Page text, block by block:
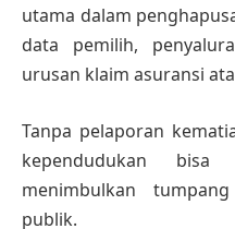
utama dalam
data pemilih,
urusan klaim asuransi
Tanpa pelaporan
kependudukan
menimbulkan
publik.